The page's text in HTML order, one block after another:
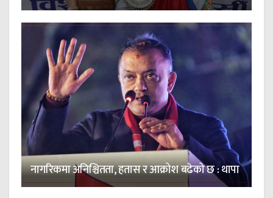
नागरिकमा अनिश्चितता, हतास र आक्रोश बढेको छ : थापा